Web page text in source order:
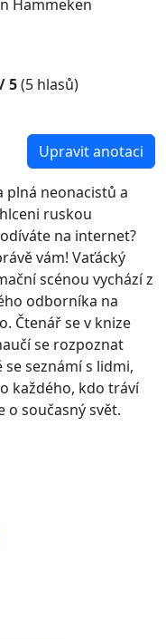
Hammeken
5(5 hlasů)
Upravit anotaci
plná neonacistů a
ruskou
na internet?
vám! Vaťácký
scénou vychází z
odborníka na
Čtenář se v knize
se rozpoznat
seznámí s lidmi,
každého, kdo tráví
o současný svět.